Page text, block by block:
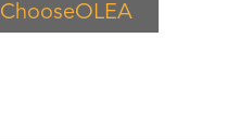
ChooseOLEA